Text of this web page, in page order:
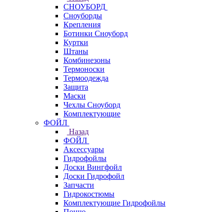
СНОУБОРД
Сноуборды
Крепления
Ботинки Сноуборд
Куртки
Штаны
Комбинезоны
Термоноски
Термоодежда
Защита
Маски
Чехлы Сноуборд
Комплектующие
ФОЙЛ
Назад
ФОЙЛ
Аксессуары
Гидрофойлы
Доски Вингфойл
Доски Гидрофойл
Запчасти
Гидрокостюмы
Комплектующие Гидрофойлы